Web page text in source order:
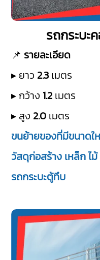
รถกระบะ
📌 รายละเอียด
▸ ยาว 2.3 เมตร
▸ กว้าง 1.2 เมตร
▸ สูง 2.0 เมตร
ขนย้ายของที่มีขนาดใ
วัสดุก่อสร้าง เหล็ก ไ
รถกระบะตู้ทึบ